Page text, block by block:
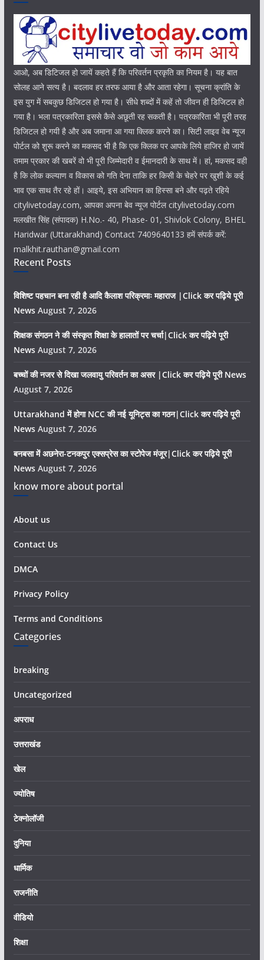
आओ, अब डिटिजल हो जायें कहते हैं कि परिवर्तन प्रकृति का नियम है। यह बात
सोलह आने सत्य है। बदलाव हर तरफ आया है और आता रहेगा। सूचना क्रांति के
इस युग में सबकुछ डिजिटल हो गया है। सीधे शब्दों में कहें तो जीवन ही डिजिटल हो
गया है। भला पत्रकारिता इससे कैसे अछूती रह सकती है। पत्रकारिता भी पूरी तरह
डिजिटल हो गयी है और अब जमाना आ गया क्लिक करने का। सिटी लाइव वेब न्यूज
पोर्टल को शुरू करने का मकसद भी है कि एक क्लिक पर आपके लिये हाजिर हो जायें
तमाम प्रकार की खबरें वो भी पूरी जिम्मेदारी व ईमानदारी के साथ में। हां, मकसद वही
है कि लोक कल्याण व विकास को गति देना ताकि हर किसी के चेहरे पर खुशी के कई
भाव एक साथ तैर रहे हों। आइये, इस अभियान का हिस्सा बने और पढ़ते रहिये
citylivetoday.com, आपका अपना बेव न्यूज पोर्टल citylivetoday.com
मलखीत सिंह (संपादक) H.No.- 40, Phase- 01, Shivlok Colony, BHEL
Haridwar (Uttarakhand) Contact 7409640133 हमें संपर्क करें:
malkhit.rauthan@gmail.com
Recent Posts
विशिष्ट पहचान बना रही है आदि कैलाश परिक्रमाः महाराज |Click कर पढ़िये पूरी
News August 7, 2026
शिक्षक संगठन ने की संस्कृत शिक्षा के हालातों पर चर्चा|Click कर पढ़िये पूरी
News August 7, 2026
बच्चों की नजर से दिखा जलवायु परिवर्तन का असर |Click कर पढ़िये पूरी News
August 7, 2026
Uttarakhand में होगा NCC की नई यूनिट्स का गठन|Click कर पढ़िये पूरी
News August 7, 2026
बनबसा में अछनेरा-टनकपुर एक्सप्रेस का स्टोपेज मंजूर|Click कर पढ़िये पूरी
News August 7, 2026
know more about portal
About us
Contact Us
DMCA
Privacy Policy
Terms and Conditions
Categories
breaking
Uncategorized
अपराध
उत्तराखंड
खेल
ज्योतिष
टेक्नोलॉजी
दुनिया
धार्मिक
राजनीति
वीडियो
शिक्षा